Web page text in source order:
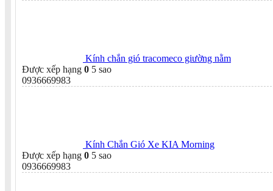
Kính chắn gió tracomeco giường nằm
Được xếp hạng 0 5 sao
0936669983
Kính Chắn Gió Xe KIA Morning
Được xếp hạng 0 5 sao
0936669983